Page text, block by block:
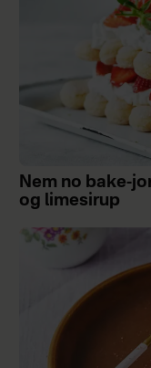
Nem no bake-
og limesirup